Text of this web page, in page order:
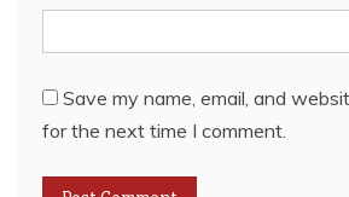
Save my name, email, and
for the next time I comment.